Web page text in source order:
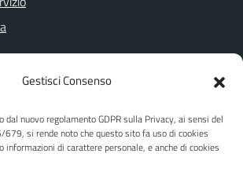
Gestisci Consenso
dal nuovo regolamento GDPR sulla Privacy, ai sensi del
679, si rende noto che questo sito fa uso di cookies
informazioni di carattere personale, e anche di cookies